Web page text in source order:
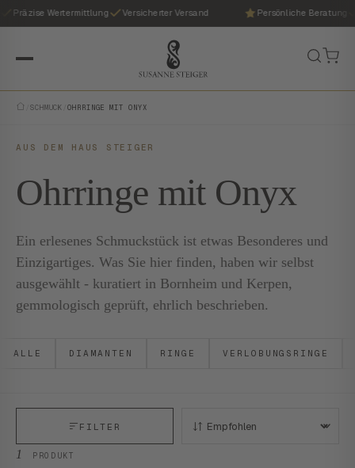
Präzise Wertermittlung Versicherter Versand Persönliche Beratung
SCHMUCK /OHRRINGE MIT ONYX
AUS DEM HAUS STEIGER
Ohrringe mit Onyx
Ein erlesenes Schmuckstück ist etwas Besonderes und
Einzigartiges. Was Sie hier finden, haben wir selbst
ausgewählt - kuratiert in Bornheim und Kerpen,
gemmologisch geprüft, ehrlich beschrieben.
ALLE DIAMANTEN RINGE VERLOBUNGSRINGE
1 PRODUKT
FILTER SORTIEREN: